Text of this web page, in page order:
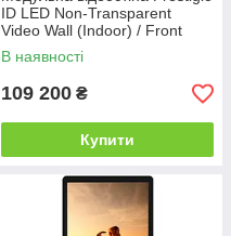
ID LED Non-Transparent
Video Wall (Indoor) / Front
Service 3.91 PP
В наявності
109 200 ₴
Купити